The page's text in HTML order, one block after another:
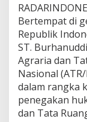
Bertempat di
Republik
ST.
Agraria dan
Nasional
dalam rangka
penegakan
dan Tata